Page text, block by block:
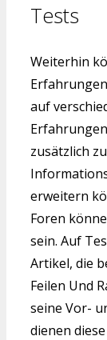
Tests
Weiterhin
auf
zusätzlich
erweitern
Foren
sein. Auf
Artikel, die
Feilen Und
seine Vor-
dienen